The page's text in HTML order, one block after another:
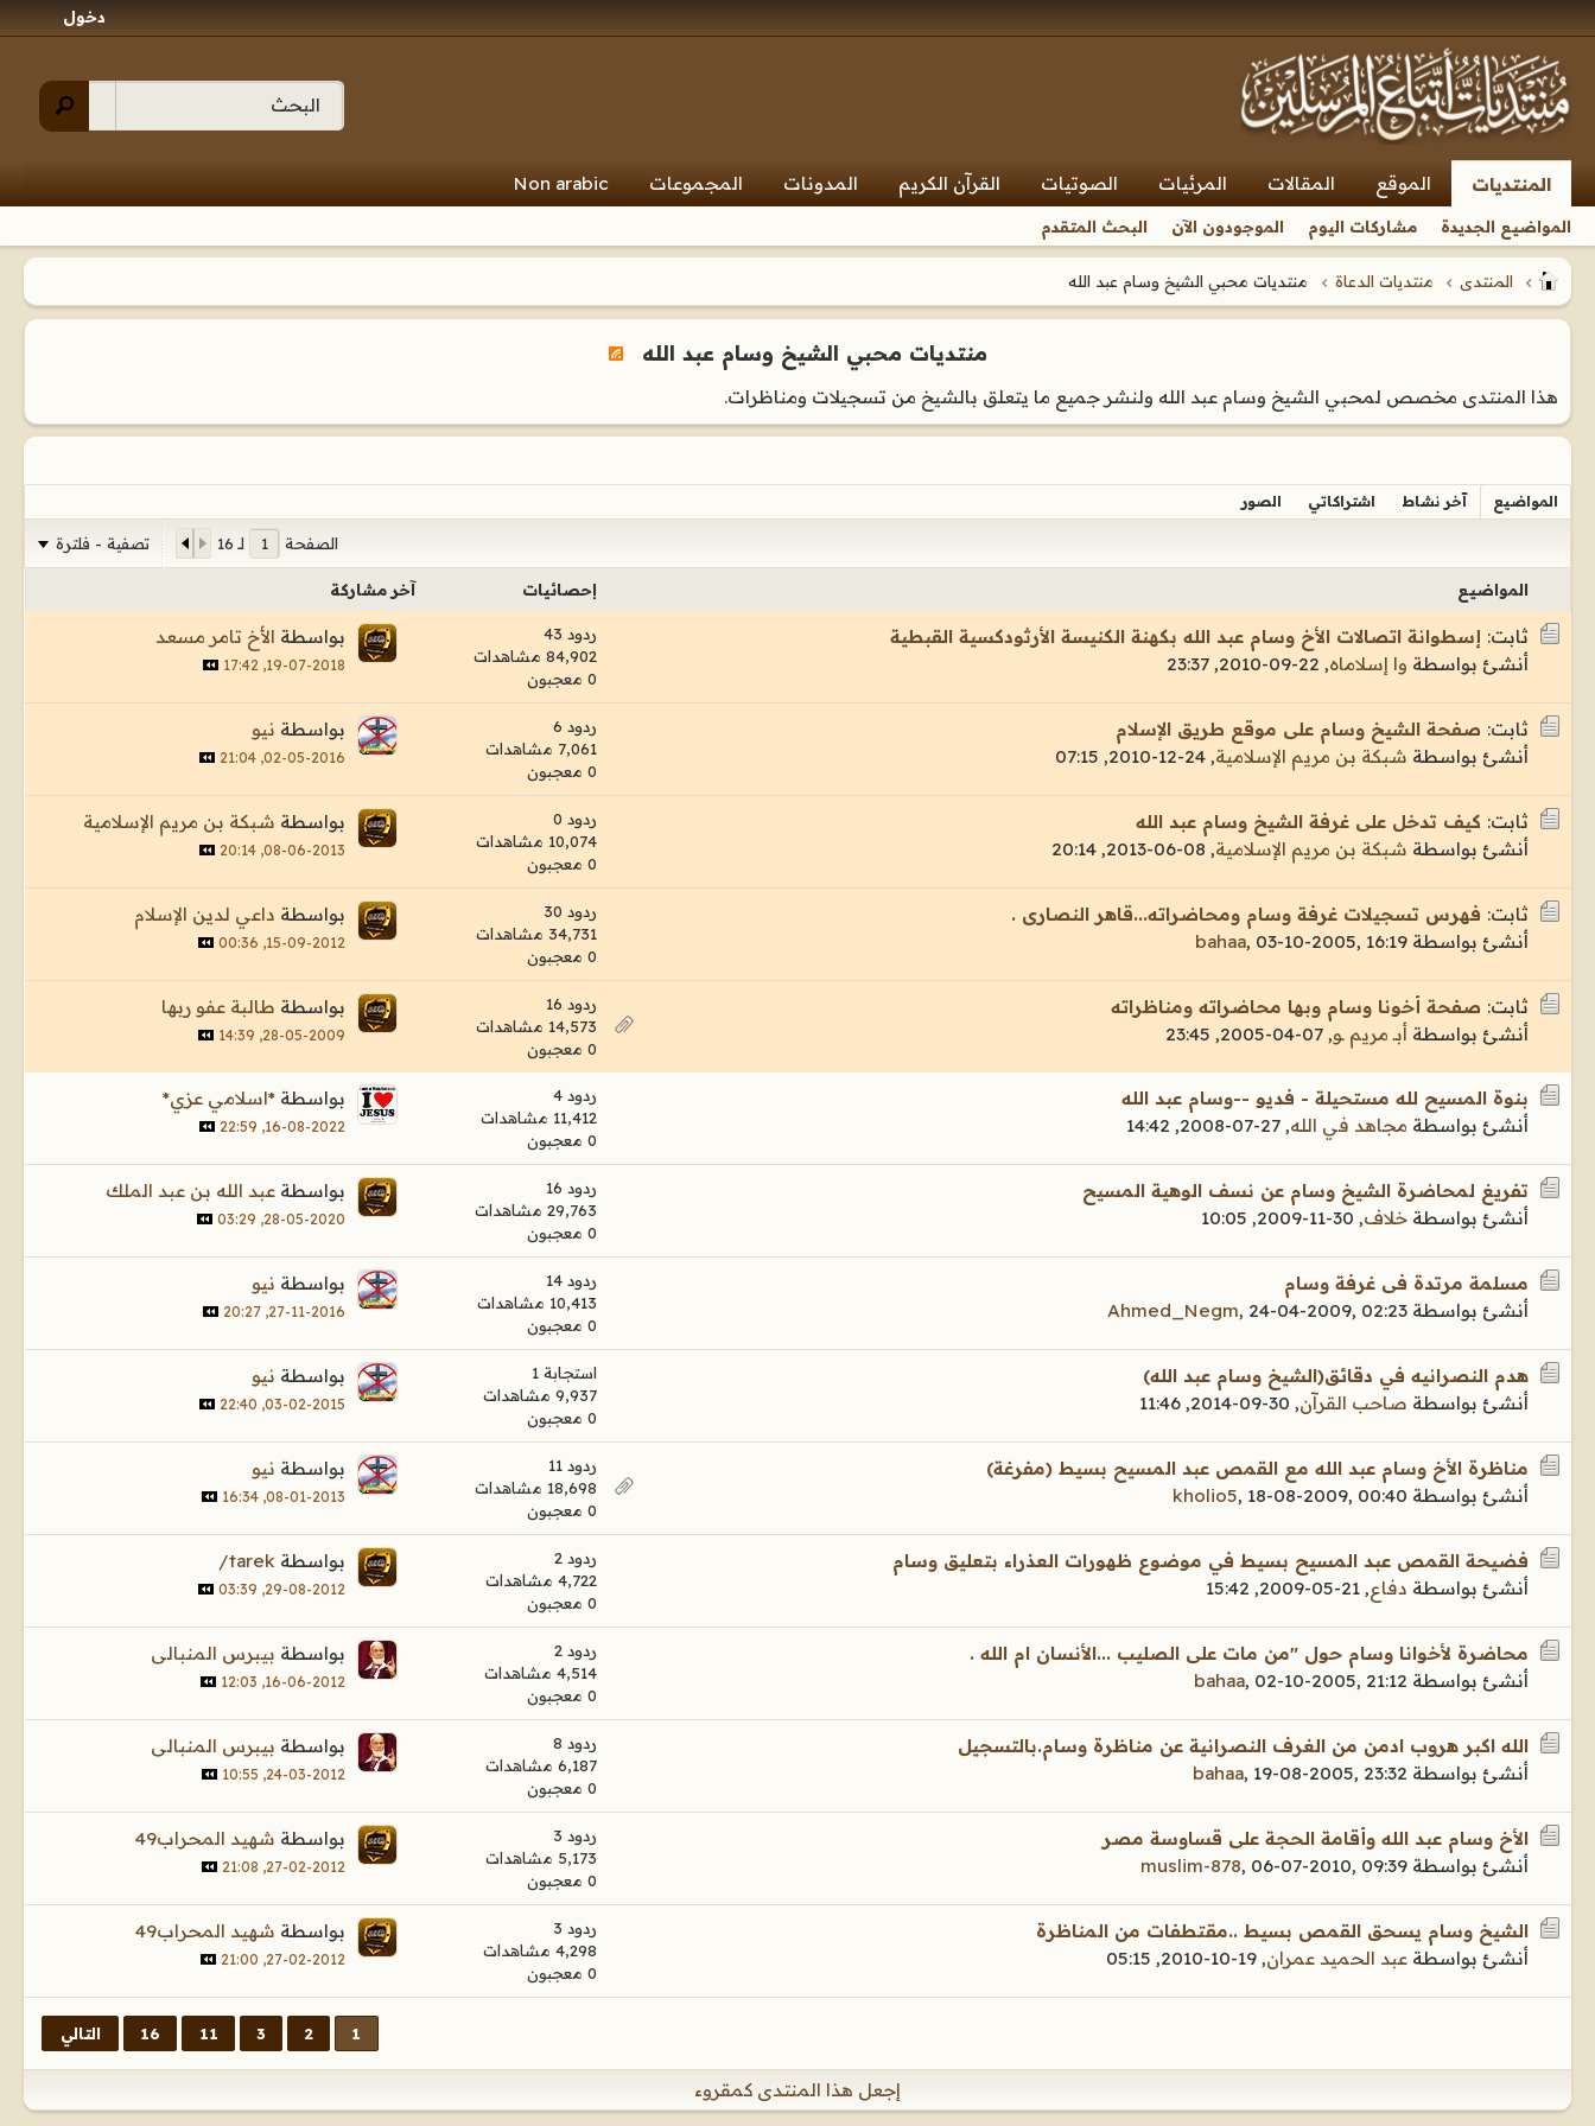
دخول
المنتديات الموقع المقالات المرئيات الصوتيات القرآن الكريم المدونات المجموعات Non arabic
المواضيع الجديدة مشاركات اليوم الموجودون الآن البحث المتقدم
المنتدى منتديات الدعاة منتديات محبي الشيخ وسام عبد الله
منتديات محبي الشيخ وسام عبد الله
هذا المنتدى مخصص لمحبي الشيخ وسام عبد الله ولنشر جميع ما يتعلق بالشيخ من تسجيلات ومناظرات.
المواضيع آخر نشاط اشتراكاتي الصور
الصفحة لـ 16 تصفية - فلترة
المواضيع إحصائيات آخر مشاركة
ثابت: إسطوانة اتصالات الأخ وسام عبد الله بكهنة الكنيسة الأرثودكسية القبطية
أنشئ بواسطة وا إسلاماه,
22-09-2010, 23:37
ردود 43
84,902 مشاهدات
0 معجبون
بواسطة الأخ تامر مسعد
19-07-2018, 17:42
ثابت: صفحة الشيخ وسام على موقع طريق الإسلام
أنشئ بواسطة شبكة بن مريم الإسلامية,
24-12-2010, 07:15
ردود 6
7,061 مشاهدات
0 معجبون
بواسطة نيو
02-05-2016, 21:04
ثابت: كيف تدخل على غرفة الشيخ وسام عبد الله
أنشئ بواسطة شبكة بن مريم الإسلامية,
08-06-2013, 20:14
ردود 0
10,074 مشاهدات
0 معجبون
بواسطة شبكة بن مريم الإسلامية
08-06-2013, 20:14
ثابت: فهرس تسجيلات غرفة وسام ومحاضراته...قاهر النصارى .
أنشئ بواسطة
bahaa, 03-10-2005, 16:19
ردود 30
34,731 مشاهدات
0 معجبون
بواسطة داعي لدين الإسلام
15-09-2012, 00:36
ثابت: صفحة أخونا وسام وبها محاضراته ومناظراته
أنشئ بواسطة أبـ مريم ـو,
07-04-2005, 23:45
ردود 16
14,573 مشاهدات
0 معجبون
بواسطة طالبة عفو ربها
28-05-2009, 14:39
بنوة المسيح لله مستحيلة - فديو --وسام عبد الله
أنشئ بواسطة مجاهد في الله,
27-07-2008, 14:42
ردود 4
11,412 مشاهدات
0 معجبون
بواسطة*اسلامي عزي*
16-08-2022, 22:59
تفريغ لمحاضرة الشيخ وسام عن نسف الوهية المسيح
أنشئ بواسطةخلاف,
30-11-2009, 10:05
ردود 16
29,763 مشاهدات
0 معجبون
بواسطةعبد الله بن عبد الملك
28-05-2020, 03:29
مسلمة مرتدة فى غرفة وسام
أنشئ بواسطة
Ahmed_Negm, 24-04-2009, 02:23
ردود 14
10,413 مشاهدات
0 معجبون
بواسطة نيو
27-11-2016, 20:27
هدم النصرانيه في دقائق(الشيخ وسام عبد الله)
أنشئ بواسطة صاحب القرآن,
30-09-2014, 11:46
استجابة 1
9,937 مشاهدات
0 معجبون
بواسطة نيو
03-02-2015, 22:40
مناظرة الأخ وسام عبد الله مع القمص عبد المسيح بسيط (مفرغة)
أنشئ بواسطة
kholio5, 18-08-2009, 00:40
ردود 11
18,698 مشاهدات
0 معجبون
بواسطة نيو
08-01-2013, 16:34
فضيحة القمص عبد المسيح بسيط في موضوع ظهورات العذراء بتعليق وسام
أنشئ بواسطة دفاع,
21-05-2009, 15:42
ردود 2
4,722 مشاهدات
0 معجبون
بواسطةtarek/
29-08-2012, 03:39
محاضرة لأخوانا وسام حول "من مات على الصليب ...الأنسان ام الله .
أنشئ بواسطة
bahaa, 02-10-2005, 21:12
ردود 2
4,514 مشاهدات
0 معجبون
بواسطة بيبرس المنبالى
16-06-2012, 12:03
الله اكبر هروب ادمن من الغرف النصرانية عن مناظرة وسام.بالتسجيل
أنشئ بواسطة
bahaa, 19-08-2005, 23:32
ردود 8
6,187 مشاهدات
0 معجبون
بواسطة بيبرس المنبالى
24-03-2012, 10:55
الأخ وسام عبد الله وأقامة الحجة على قساوسة مصر
أنشئ بواسطة
muslim-878, 06-07-2010, 09:39
ردود 3
5,173 مشاهدات
0 معجبون
بواسطة شهيد المحراب49
27-02-2012, 21:08
الشيخ وسام يسحق القمص بسيط ..مقتطفات من المناظرة
أنشئ بواسطةعبد الحميد عمران,
19-10-2010, 05:15
ردود 3
4,298 مشاهدات
0 معجبون
بواسطة شهيد المحراب49
27-02-2012, 21:00
1
2
3
11
16 التالي
إجعل هذا المنتدى كمقروء